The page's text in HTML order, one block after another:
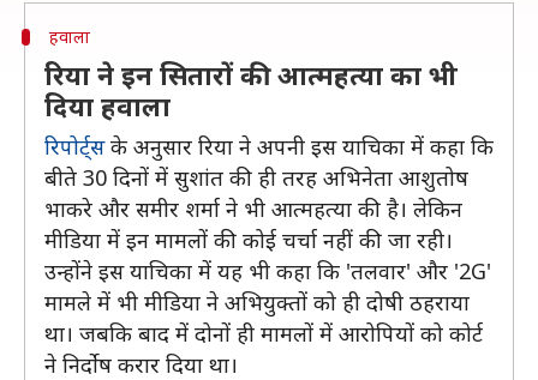
हवाला
रिया ने इन सितारों की आत्महत्या का भी
दिया हवाला
रिपोर्ट्सके अनुसार रिया ने अपनी इस याचिका में कहा कि
बीते 30 दिनों में सुशांत की ही तरह अभिनेता आशुतोष
भाकरे और समीर शर्मा ने भी आत्महत्या की है। लेकिन
मीडिया में इन मामलों की कोई चर्चा नहीं की जा रही।
उन्होंने इस याचिका में यह भी कहा कि 'तलवार' और '2G'
मामले में भी मीडिया ने अभियुक्तों को ही दोषी ठहराया
था। जबकि बाद में दोनों ही मामलों में आरोपियों को कोर्ट
ने निर्दोष करार दिया था।